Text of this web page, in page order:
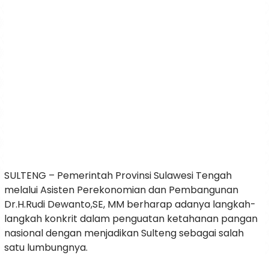
SULTENG – Pemerintah Provinsi Sulawesi Tengah
melalui Asisten Perekonomian dan Pembangunan
Dr.H.Rudi Dewanto,SE, MM berharap adanya langkah-
langkah konkrit dalam penguatan ketahanan pangan
nasional dengan menjadikan Sulteng sebagai salah
satu lumbungnya.